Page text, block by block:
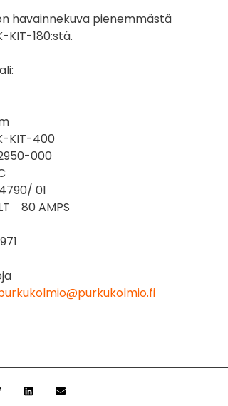
havainnekuva pienemmästä
KIT-180:stä.
KIT-400
000
01
80 AMPS